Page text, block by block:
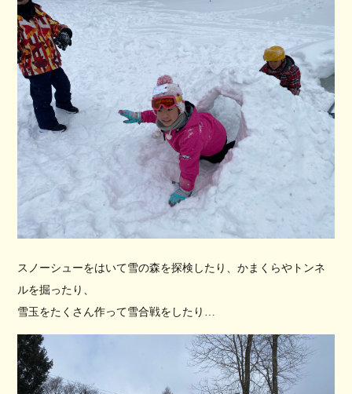
スノーシューをはいて雪の森を探検したり、かまくらやトンネ
ルを掘ったり、
雪玉をたくさん作って雪合戦をしたり…